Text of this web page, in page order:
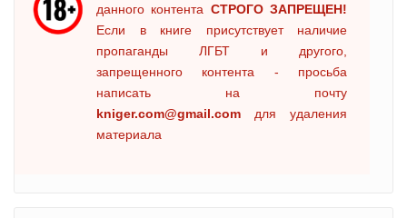
данного контента СТРОГО ЗАПРЕЩЕН!
Если в книге присутствует наличие
пропаганды ЛГБТ и другого,
запрещенного контента - просьба
написать на почту
kniger.com@gmail.com для удаления
материала